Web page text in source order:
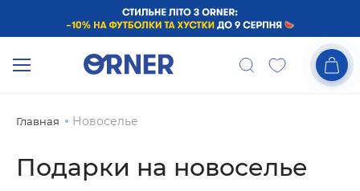
Главная Новоселье
Подарки на новоселье